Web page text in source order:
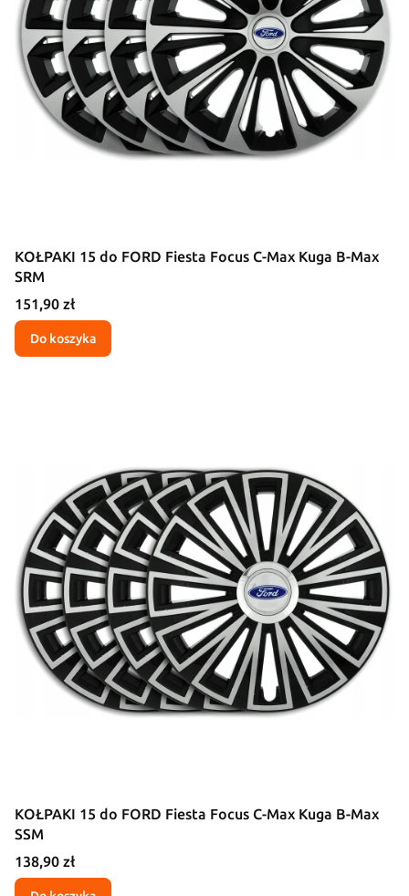
KOŁPAKI 15 do FORD Fiesta Focus C-Max Kuga B-Max
SRM
Cena
151,90 zł
Do koszyka
KOŁPAKI 15 do FORD Fiesta Focus C-Max Kuga B-Max
SSM
Cena
138,90 zł